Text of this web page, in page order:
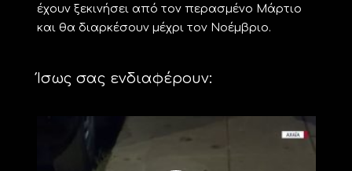
έχουν ξεκινήσει από τον περασμένο Μάρτιο
και θα διαρκέσουν μέχρι τον Νοέμβριο.
Ίσως σας ενδιαφέρουν: